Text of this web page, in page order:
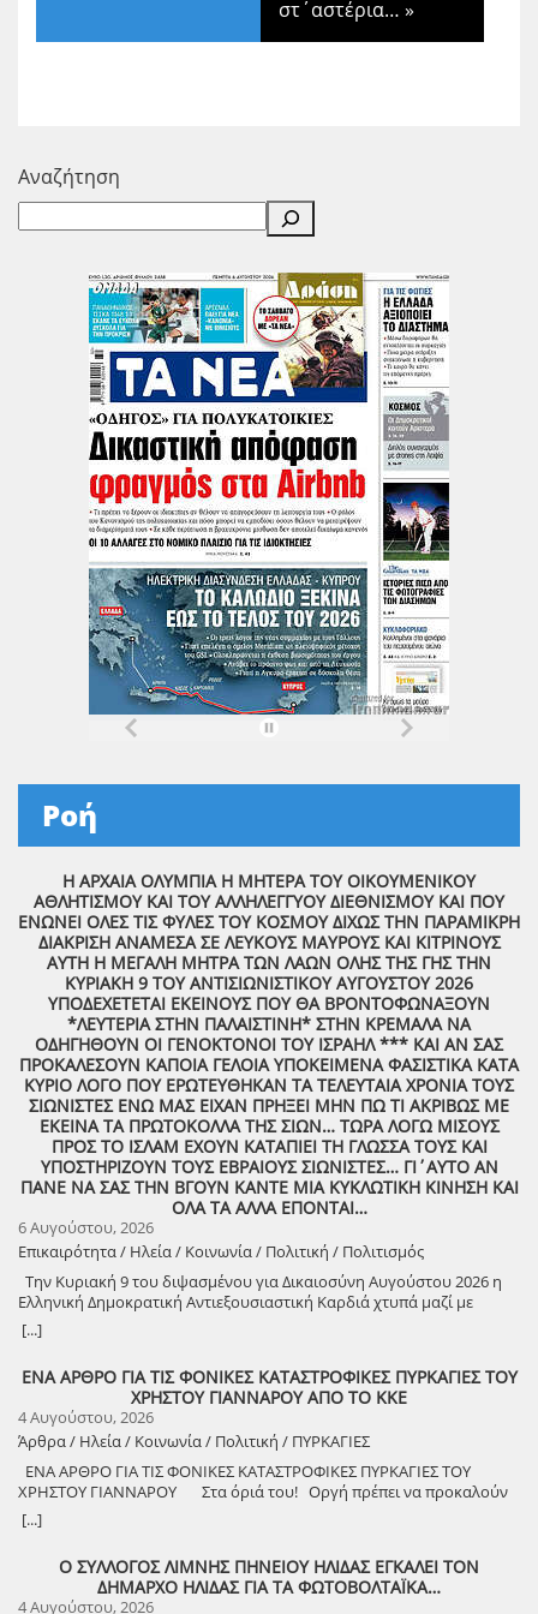
στ΄αστέρια… »
Αναζήτηση
Ροή
Η ΑΡΧΑΙΑ ΟΛΥΜΠΙΑ Η ΜΗΤΕΡΑ ΤΟΥ ΟΙΚΟΥΜΕΝΙΚΟΥ
ΑΘΛΗΤΙΣΜΟΥ ΚΑΙ ΤΟΥ ΑΛΛΗΛΕΓΓΥΟΥ ΔΙΕΘΝΙΣΜΟΥ ΚΑΙ ΠΟΥ
ΕΝΩΝΕΙ ΟΛΕΣ ΤΙΣ ΦΥΛΕΣ ΤΟΥ ΚΟΣΜΟΥ ΔΙΧΩΣ ΤΗΝ ΠΑΡΑΜΙΚΡΗ
ΔΙΑΚΡΙΣΗ ΑΝΑΜΕΣΑ ΣΕ ΛΕΥΚΟΥΣ ΜΑΥΡΟΥΣ ΚΑΙ ΚΙΤΡΙΝΟΥΣ
ΑΥΤΗ Η ΜΕΓΑΛΗ ΜΗΤΡΑ ΤΩΝ ΛΑΩΝ ΟΛΗΣ ΤΗΣ ΓΗΣ ΤΗΝ
ΚΥΡΙΑΚΗ 9 ΤΟΥ ΑΝΤΙΣΙΩΝΙΣΤΙΚΟΥ ΑΥΓΟΥΣΤΟΥ 2026
ΥΠΟΔΕΧΕΤΕΤΑΙ ΕΚΕΙΝΟΥΣ ΠΟΥ ΘΑ ΒΡΟΝΤΟΦΩΝΑΞΟΥΝ
*ΛΕΥΤΕΡΙΑ ΣΤΗΝ ΠΑΛΑΙΣΤΙΝΗ* ΣΤΗΝ ΚΡΕΜΑΛΑ ΝΑ
ΟΔΗΓΗΘΟΥΝ ΟΙ ΓΕΝΟΚΤΟΝΟΙ ΤΟΥ ΙΣΡΑΗΛ *** ΚΑΙ ΑΝ ΣΑΣ
ΠΡΟΚΑΛΕΣΟΥΝ ΚΑΠΟΙΑ ΓΕΛΟΙΑ ΥΠΟΚΕΙΜΕΝΑ ΦΑΣΙΣΤΙΚΑ ΚΑΤΑ
ΚΥΡΙΟ ΛΟΓΟ ΠΟΥ ΕΡΩΤΕΥΘΗΚΑΝ ΤΑ ΤΕΛΕΥΤΑΙΑ ΧΡΟΝΙΑ ΤΟΥΣ
ΣΙΩΝΙΣΤΕΣ ΕΝΩ ΜΑΣ ΕΙΧΑΝ ΠΡΗΞΕΙ ΜΗΝ ΠΩ ΤΙ ΑΚΡΙΒΩΣ ΜΕ
ΕΚΕΙΝΑ ΤΑ ΠΡΩΤΟΚΟΛΛΑ ΤΗΣ ΣΙΩΝ… ΤΩΡΑ ΛΟΓΩ ΜΙΣΟΥΣ
ΠΡΟΣ ΤΟ ΙΣΛΑΜ ΕΧΟΥΝ ΚΑΤΑΠΙΕΙ ΤΗ ΓΛΩΣΣΑ ΤΟΥΣ ΚΑΙ
ΥΠΟΣΤΗΡΙΖΟΥΝ ΤΟΥΣ ΕΒΡΑΙΟΥΣ ΣΙΩΝΙΣΤΕΣ… ΓΙ΄ΑΥΤΟ ΑΝ
ΠΑΝΕ ΝΑ ΣΑΣ ΤΗΝ ΒΓΟΥΝ ΚΑΝΤΕ ΜΙΑ ΚΥΚΛΩΤΙΚΗ ΚΙΝΗΣΗ ΚΑΙ
ΟΛΑ ΤΑ ΑΛΛΑ ΕΠΟΝΤΑΙ…
6 Αυγούστου, 2026
Επικαιρότητα / Ηλεία / Κοινωνία / Πολιτική / Πολιτισμός
Την Κυριακή 9 του διψασμένου για Δικαιοσύνη Αυγούστου 2026 η
Ελληνική Δημοκρατική Αντιεξουσιαστική Καρδιά χτυπά μαζί με
ΟΛΟΥΣ τους Συναγωνιστές για την Παλαιστίνη μέρα Μνήμης και
Αγώνα!
[...]
ΕΝΑ ΑΡΘΡΟ ΓΙΑ ΤΙΣ ΦΟΝΙΚΕΣ ΚΑΤΑΣΤΡΟΦΙΚΕΣ ΠΥΡΚΑΓΙΕΣ ΤΟΥ
ΧΡΗΣΤΟΥ ΓΙΑΝΝΑΡΟΥ ΑΠΟ ΤΟ ΚΚΕ
4 Αυγούστου, 2026
Άρθρα / Ηλεία / Κοινωνία / Πολιτική / ΠΥΡΚΑΓΙΕΣ
ΕΝΑ ΑΡΘΡΟ ΓΙΑ ΤΙΣ ΦΟΝΙΚΕΣ ΚΑΤΑΣΤΡΟΦΙΚΕΣ ΠΥΡΚΑΓΙΕΣ ΤΟΥ
ΧΡΗΣΤΟΥ ΓΙΑΝΝΑΡΟΥ Στα όριά του! Οργή πρέπει να προκαλούν
τα αναμασήματα του πρωθυπουργού και κυβερνητικών στελεχών,
που παίζουν την κασέτα της «κλιματικής αλλαγής» και της ατομικής
Αποκορύφωμα ήταν η δήλωση του υπουργού Πολιτικής Προστασίας,
ότι ο κρατικός μηχανισμός έχει φτάσει «στα όριά του», όταν πριν από
[...]
Ο ΣΥΛΛΟΓΟΣ ΛΙΜΝΗΣ ΠΗΝΕΙΟΥ ΗΛΙΔΑΣ ΕΓΚΑΛΕΙ ΤΟΝ
ΔΗΜΑΡΧΟ ΗΛΙΔΑΣ ΓΙΑ ΤΑ ΦΩΤΟΒΟΛΤΑΪΚΑ…
4 Αυγούστου, 2026